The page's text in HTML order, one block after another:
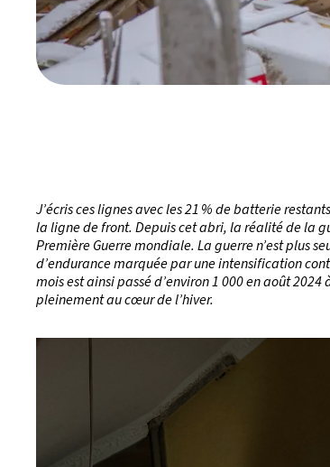
J’écris ces lignes avec les 21 % de batterie
la ligne de front. Depuis cet abri, la réalité de la
Première Guerre mondiale. La guerre n’est plus
d’endurance marquée par une intensification
mois est ainsi passé d’environ 1 000 en août
pleinement au cœur de l’hiver.